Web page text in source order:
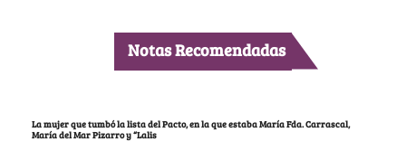
Notas Recomendadas
La mujer que tumbó la lista del Pacto, en la que estaba María Fda. Carrascal,
María del Mar Pizarro y “Lalis